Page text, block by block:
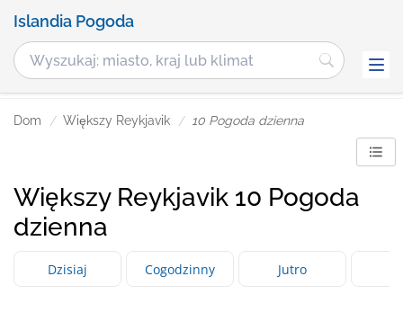
Islandia Pogoda
Dom Większy Reykjavik 10 Pogoda dzienna
Większy Reykjavik 10 Pogoda
dzienna
Dzisiaj Cogodzinny Jutro